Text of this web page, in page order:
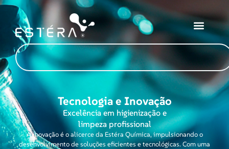
Tecnologia e Inovação
Excelência em higienização e
limpeza profissional
A inovação é o alicerce da Estéra Química, impulsionando o
desenvolvimento de soluções eficientes e tecnológicas. Com uma